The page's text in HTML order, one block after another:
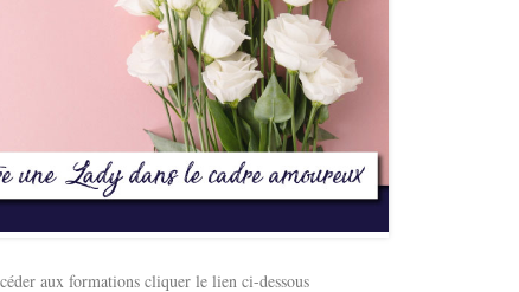
aux formations cliquer le lien ci-dessous